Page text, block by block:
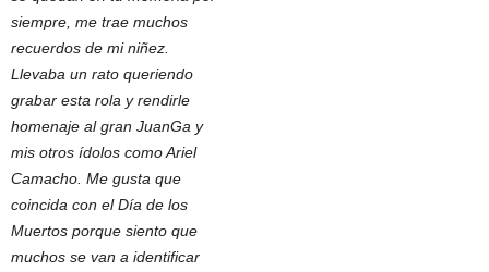
siempre, me trae muchos
recuerdos de mi niñez.
Llevaba un rato queriendo
grabar esta rola y rendirle
homenaje al gran JuanGa y
mis otros ídolos como Ariel
Camacho. Me gusta que
coincida con el Día de los
Muertos porque siento que
muchos se van a identificar